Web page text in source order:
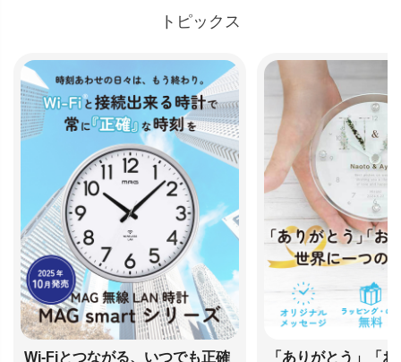
トピックス
Wi-Fiとつながる、いつでも正確 「ありがとう」「